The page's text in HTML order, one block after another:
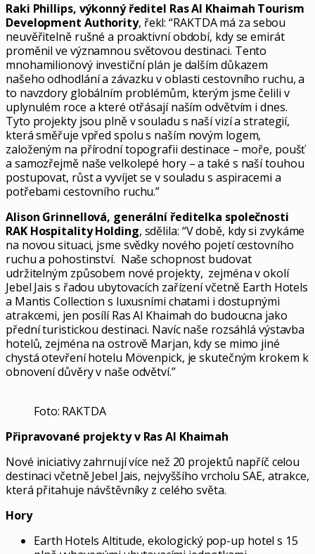
Raki Phillips, výkonný ředitel Ras Al Khaimah Tourism
Development Authority, řekl: “RAKTDA má za sebou
neuvěřitelně rušné a proaktivní období, kdy se emirát
proměnil ve významnou světovou destinaci. Tento
mnohamilionový investiční plán je dalším důkazem
našeho odhodlání a závazku v oblasti cestovního ruchu, a
to navzdory globálním problémům, kterým jsme čelili v
uplynulém roce a které otřásají naším odvětvím i dnes.
Tyto projekty jsou plně v souladu s naší vizí a strategií,
která směřuje vpřed spolu s naším novým logem,
založeným na přírodní topografii destinace – moře, poušť
a samozřejmě naše velkolepé hory – a také s naší touhou
postupovat, růst a vyvíjet se v souladu s aspiracemi a
potřebami cestovního ruchu.”
Alison Grinnellová, generální ředitelka společnosti
RAK Hospitality Holding, sdělila: “V době, kdy si zvykáme
na novou situaci, jsme svědky nového pojetí cestovního
ruchu a pohostinství. Naše schopnost budovat
udržitelným způsobem nové projekty, zejména v okolí
Jebel Jais s řadou ubytovacích zařízení včetně Earth Hotels
a Mantis Collection s luxusními chatami i dostupnými
atrakcemi, jen posílí Ras Al Khaimah do budoucna jako
přední turistickou destinaci. Navíc naše rozsáhlá výstavba
hotelů, zejména na ostrově Marjan, kdy se mimo jiné
chystá otevření hotelu Mövenpick, je skutečným krokem k
obnovení důvěry v naše odvětví.”
Foto: RAKTDA
Připravované projekty v Ras Al Khaimah
Nové iniciativy zahrnují více než 20 projektů napříč celou
destinaci včetně Jebel Jais, nejvyššího vrcholu SAE, atrakce,
která přitahuje návštěvníky z celého světa.
Hory
Earth Hotels Altitude, ekologický pop-up hotel s 15